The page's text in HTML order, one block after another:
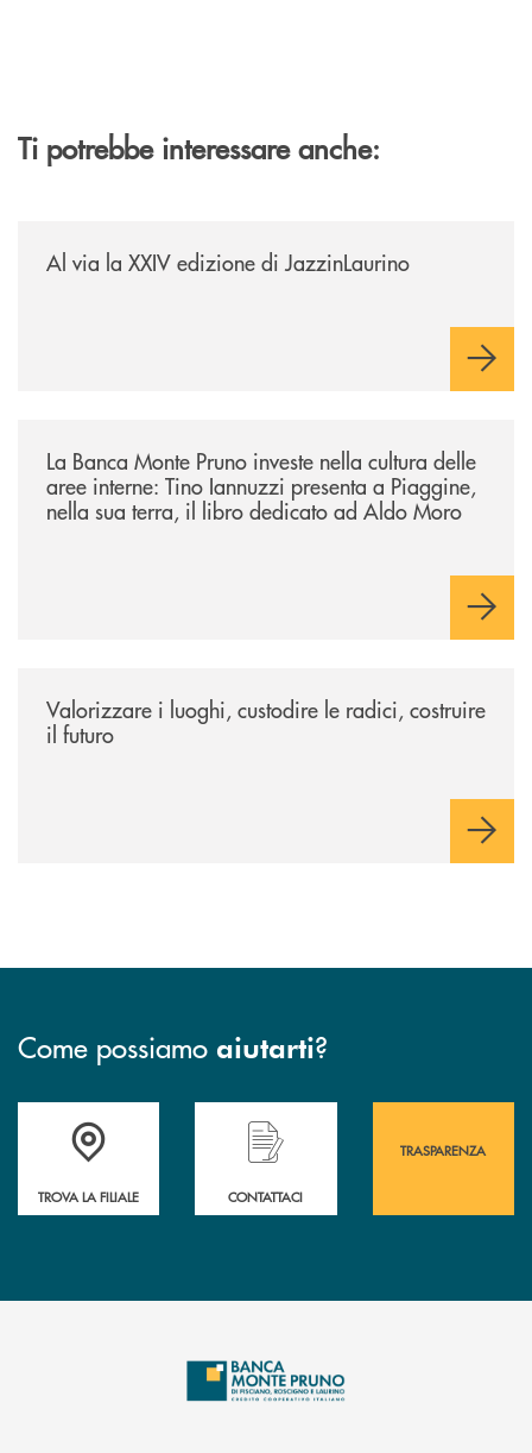
Ti potrebbe interessare anche:
Al via la XXIV edizione di JazzinLaurino
La Banca Monte Pruno investe nella cultura delle
aree interne: Tino Iannuzzi presenta a Piaggine,
nella sua terra, il libro dedicato ad Aldo Moro
Valorizzare i luoghi, custodire le radici, costruire
il futuro
Come possiamo aiutarti?
Accedi all' elenco completo&nbsp; delle&nbsp; filiali&nbsp; di Banca
TROVA LA FILIALE
Hai bisogno di assistenza immediata?
CONTATTACI
TRASPARENZA